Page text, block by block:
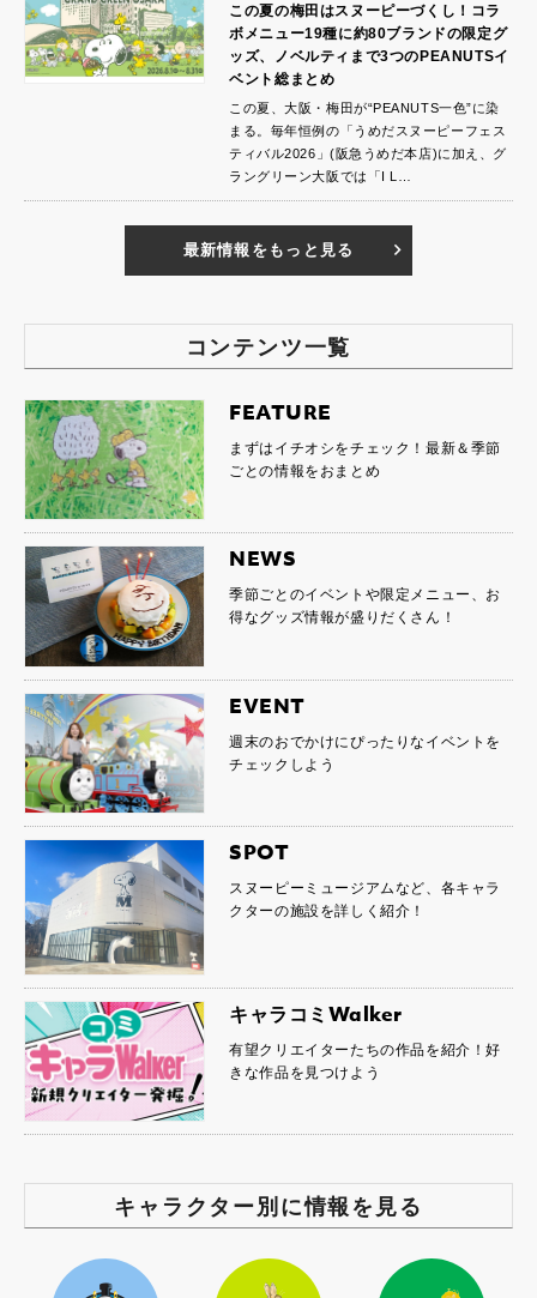
この夏の梅田はスヌーピーづくし！コラ
ボメニュー19種に約80ブランドの限定グ
ッズ、ノベルティまで3つのPEANUTSイ
ベント総まとめ
この夏、大阪・梅田が“PEANUTS一色”に染
まる。毎年恒例の「うめだスヌーピーフェス
ティバル2026」(阪急うめだ本店)に加え、グ
ラングリーン大阪では「I L…
最新情報をもっと見る
コンテンツ一覧
FEATURE
まずはイチオシをチェック！最新＆季節
ごとの情報をおまとめ
NEWS
季節ごとのイベントや限定メニュー、お
得なグッズ情報が盛りだくさん！
EVENT
週末のおでかけにぴったりなイベントを
チェックしよう
SPOT
スヌーピーミュージアムなど、各キャラ
クターの施設を詳しく紹介！
キャラコミWalker
有望クリエイターたちの作品を紹介！好
きな作品を見つけよう
キャラクター別に情報を見る